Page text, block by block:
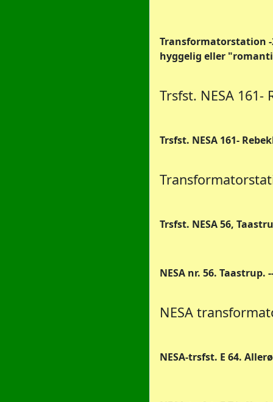
Transformatorstation
hyggelig eller
Trsfst. NESA
Trsfst. NESA 161-
Trsfst. NESA 56,
NESA nr. 56. Taastrup.
NESA
NESA-trsfst. E 64.